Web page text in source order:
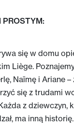
PROSTYM:
się w domu
Liège.
Naïmę i Ariane
się z trudami
z dziewczyn,
ma inną historię.